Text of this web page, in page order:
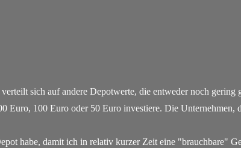
sich auf andere Depotwerte, die entweder noch
Euro, 100 Euro oder 50 Euro investiere. Die Unternehmen,
habe, damit ich in relativ kurzer Zeit eine "brauchbare"